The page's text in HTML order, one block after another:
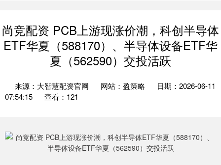
尚竞配资 PCB上游现涨价潮，科创半导体
ETF华夏（588170）、半导体设备ETF华
夏（562590）交投活跃
来源：大智慧配资官网 网站：盈策略
日期：2026-06-11
07:54:15
查看：121